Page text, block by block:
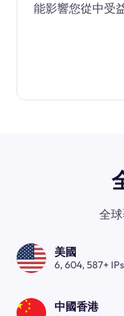
能影響您從中受
全
美國
6, 604, 587+ IPs
中國香港